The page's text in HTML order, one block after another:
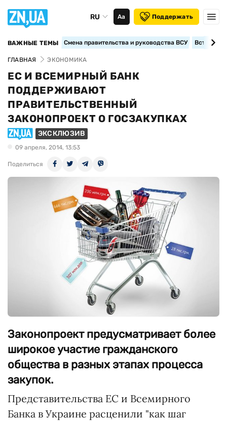
RU Аа Поддержать
ВАЖНЫЕ ТЕМЫ Смена правительства и руководства ВСУ
ГЛАВНАЯ ЭКОНОМИКА
ЕС И ВСЕМИРНЫЙ БАНК
ПОДДЕРЖИВАЮТ
ПРАВИТЕЛЬСТВЕННЫЙ
ЗАКОНОПРОЕКТ О ГОСЗАКУПКАХ
ЭКСКЛЮЗИВ
09 апреля, 2014, 13:53
Поделиться
Законопроект предусматривает более
широкое участие гражданского
общества в разных этапах процесса
закупок.
Представительства ЕС и Всемирного
Банка в Украине расценили "как шаг